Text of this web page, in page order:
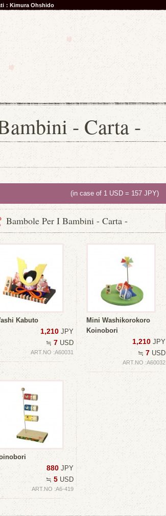
：Kimura Ohshido
- Carta -
(in case of 1 USD = 157 JPY)
Bambole Per I Bambini - Carta -
Kabuto
1,210 JPY
≒ 7 USD
ART.NO :A60031
Mini Washikorokoro
Koinobori
1,210 JPY
≒ 7 USD
ART.NO :A60032
880 JPY
≒ 5 USD
ART.NO :A6-419